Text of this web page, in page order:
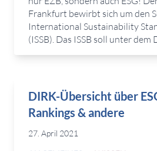
Frankfurt bewirbt sich um den
International Sustainability
(ISSB). Das ISSB soll unter dem
DIRK-Übersicht über
Rankings & andere
27. April 2021